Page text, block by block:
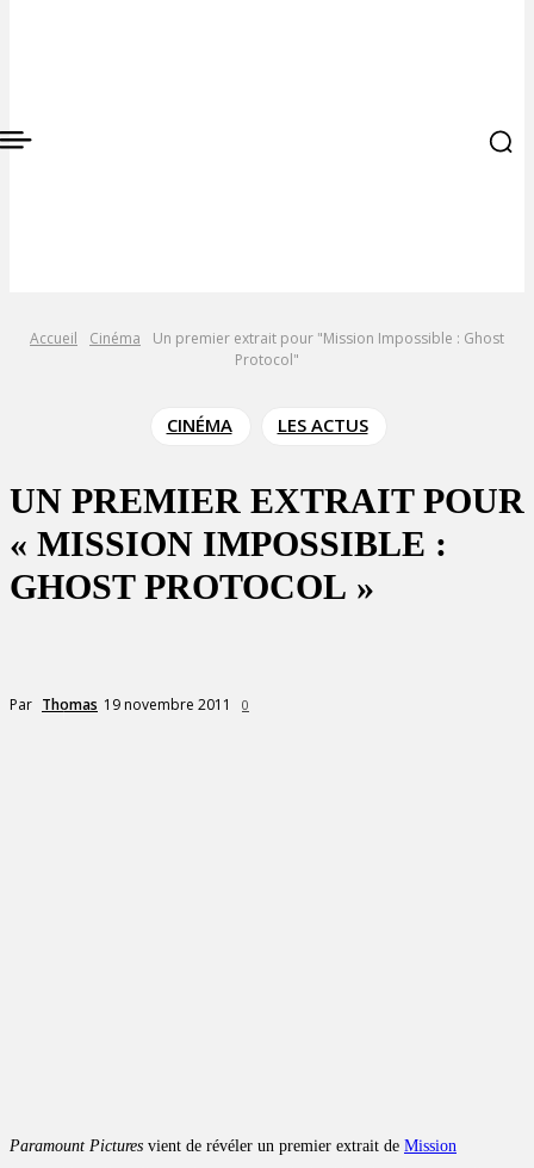
Accueil Cinéma
Un premier extrait pour "Mission Impossible : Ghost
Protocol"
CINÉMA LES ACTUS
UN PREMIER EXTRAIT POUR
« MISSION IMPOSSIBLE :
GHOST PROTOCOL »
Par Thomas 19 novembre 2011 0
Paramount Pictures vient de révéler un premier extrait de Mission